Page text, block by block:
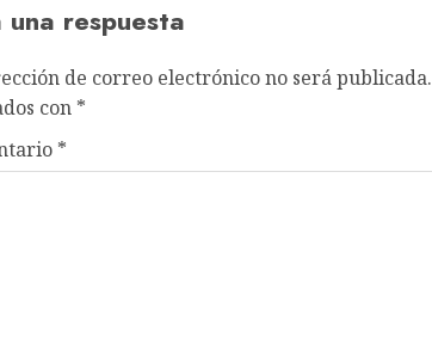
una respuesta
de correo electrónico no será publicada.
con *
*